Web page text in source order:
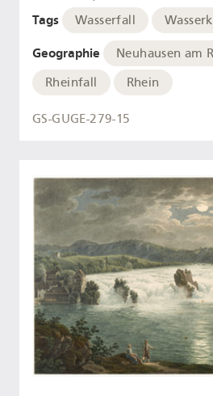
Tags Wasserfall
Geographie
Neuhausen am
Rheinfall
Rhein
GS-GUGE-279-15